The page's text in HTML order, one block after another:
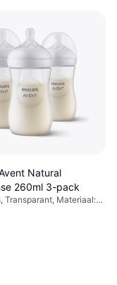
Natural
260ml 3-pack
Transparant, Materiaal: